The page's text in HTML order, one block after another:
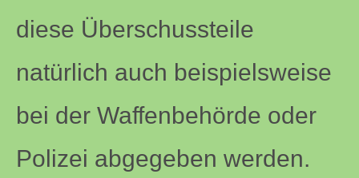
diese Überschussteile
natürlich auch beispielsweise
bei der Waffenbehörde oder
Polizei abgegeben werden.